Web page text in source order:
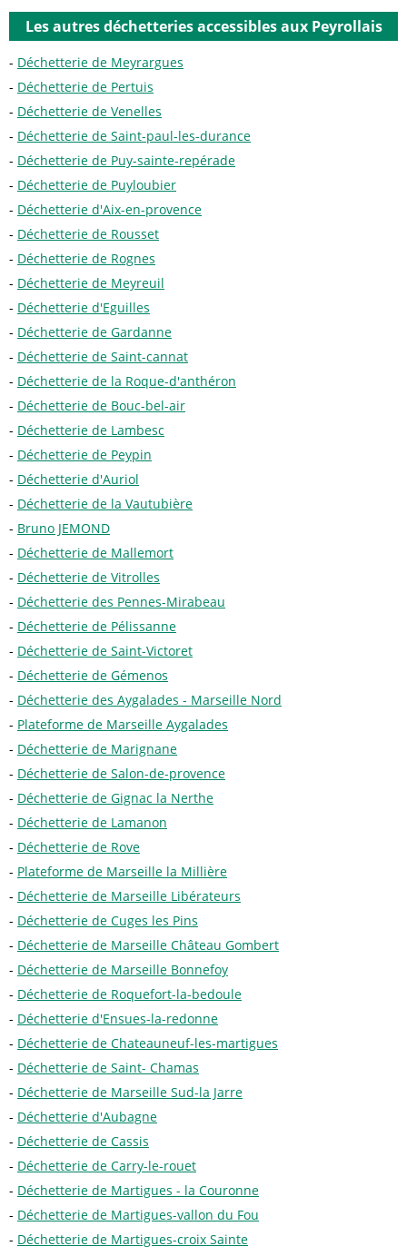
Les autres déchetteries accessibles aux Peyrollais
Déchetterie de Meyrargues
Déchetterie de Pertuis
Déchetterie de Venelles
Déchetterie de Saint-paul-les-durance
Déchetterie de Puy-sainte-repérade
Déchetterie de Puyloubier
Déchetterie d'Aix-en-provence
Déchetterie de Rousset
Déchetterie de Rognes
Déchetterie de Meyreuil
Déchetterie d'Eguilles
Déchetterie de Gardanne
Déchetterie de Saint-cannat
Déchetterie de la Roque-d'anthéron
Déchetterie de Bouc-bel-air
Déchetterie de Lambesc
Déchetterie de Peypin
Déchetterie d'Auriol
Déchetterie de la Vautubière
Bruno JEMOND
Déchetterie de Mallemort
Déchetterie de Vitrolles
Déchetterie des Pennes-Mirabeau
Déchetterie de Pélissanne
Déchetterie de Saint-Victoret
Déchetterie de Gémenos
Déchetterie des Aygalades - Marseille Nord
Plateforme de Marseille Aygalades
Déchetterie de Marignane
Déchetterie de Salon-de-provence
Déchetterie de Gignac la Nerthe
Déchetterie de Lamanon
Déchetterie de Rove
Plateforme de Marseille la Millière
Déchetterie de Marseille Libérateurs
Déchetterie de Cuges les Pins
Déchetterie de Marseille Château Gombert
Déchetterie de Marseille Bonnefoy
Déchetterie de Roquefort-la-bedoule
Déchetterie d'Ensues-la-redonne
Déchetterie de Chateauneuf-les-martigues
Déchetterie de Saint- Chamas
Déchetterie de Marseille Sud-la Jarre
Déchetterie d'Aubagne
Déchetterie de Cassis
Déchetterie de Carry-le-rouet
Déchetterie de Martigues - la Couronne
Déchetterie de Martigues-vallon du Fou
Déchetterie de Martigues-croix Sainte